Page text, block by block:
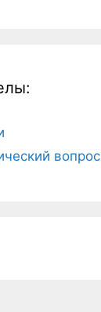
вопрос